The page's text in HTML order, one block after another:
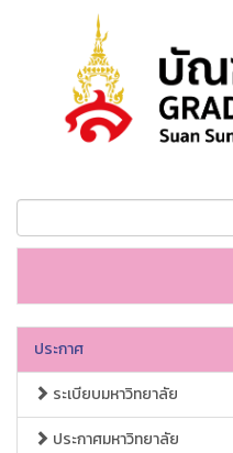
ประกาศ
ระเบียบมหาวิทยาลัย
ประกาศมหาวิทยาลัย